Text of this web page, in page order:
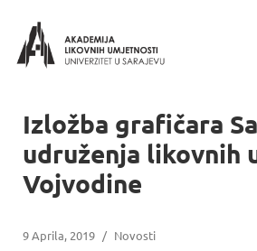
Izložba grafičara
udruženja likovnih
Vojvodine
9 Aprila, 2019 / Novosti